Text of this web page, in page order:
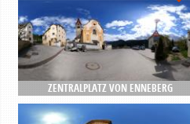
ZENTRALPLATZ VON ENNEBERG